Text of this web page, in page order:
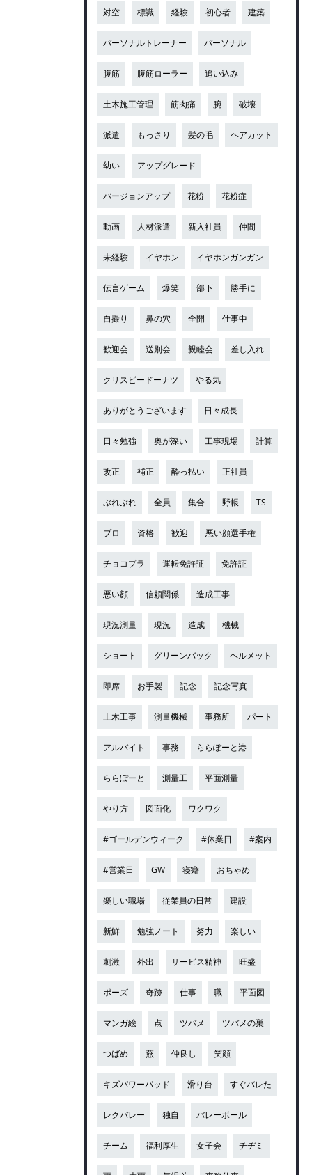
対空 標識 経験 初心者 建築
パーソナルトレーナー パーソナル
腹筋 腹筋ローラー 追い込み
土木施工管理 筋肉痛 腕 破壊
派遣 もっさり 髪の毛 ヘアカット
幼い アップグレード
バージョンアップ 花粉 花粉症
動画 人材派遣 新入社員 仲間
未経験 イヤホン イヤホンガンガン
伝言ゲーム 爆笑 部下 勝手に
自撮り 鼻の穴 全開 仕事中
歓迎会 送別会 親睦会 差し入れ
クリスピードーナツ やる気
ありがとうございます 日々成長
日々勉強 奥が深い 工事現場 計算
改正 補正 酔っ払い 正社員
ぶれぶれ 全員 集合 野帳 TS
プロ 資格 歓迎 悪い顔選手権
チョコプラ 運転免許証 免許証
悪い顔 信頼関係 造成工事
現況測量 現況 造成 機械
ショート グリーンバック ヘルメット
即席 お手製 記念 記念写真
土木工事 測量機械 事務所 パート
アルバイト 事務 ららぽーと港
ららぽーと 測量工 平面測量
やり方 図面化 ワクワク
#ゴールデンウィーク #休業日 #案内
#営業日 GW 寝癖 おちゃめ
楽しい職場 従業員の日常 建設
新鮮 勉強ノート 努力 楽しい
刺激 外出 サービス精神 旺盛
ポーズ 奇跡 仕事 職 平面図
マンガ絵 点 ツバメ ツバメの巣
つばめ 燕 仲良し 笑顔
キズパワーパッド 滑り台 すぐバレた
レクバレー 独自 バレーボール
チーム 福利厚生 女子会 チヂミ